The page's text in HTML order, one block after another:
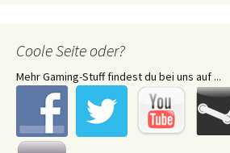
Coole Seite oder?
Mehr Gaming-Stuff findest du bei uns auf ...